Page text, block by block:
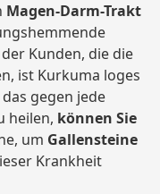
Magen-Darm-Trakt
Kunden, die die
ist Kurkuma loges
gegen jede
heilen, können Sie
um Gallensteine
Krankheit